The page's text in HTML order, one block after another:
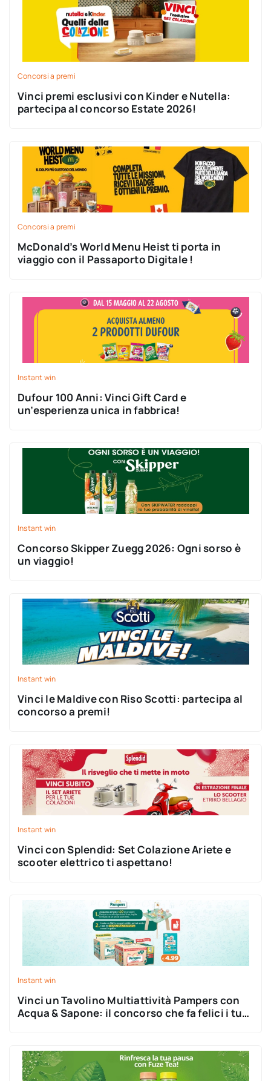
Concorsi a premi
Vinci premi esclusivi con Kinder e Nutella:
partecipa al concorso Estate 2026!
Concorsi a premi
McDonald’s World Menu Heist ti porta in
viaggio con il Passaporto Digitale !
Instant win
Dufour 100 Anni: Vinci Gift Card e
un’esperienza unica in fabbrica!
Instant win
Concorso Skipper Zuegg 2026: Ogni sorso è
un viaggio!
Instant win
Vinci le Maldive con Riso Scotti: partecipa al
concorso a premi!
Instant win
Vinci con Splendid: Set Colazione Ariete e
scooter elettrico ti aspettano!
Instant win
Vinci un Tavolino Multiattività Pampers con
Acqua & Sapone: il concorso che fa felici i tuoi